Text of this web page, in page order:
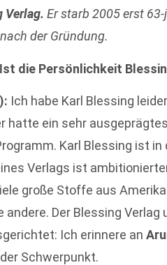
Verlag.Er starb 2005 erst
der Gründung.
die Persönlichkeit
Ich habe Karl Blessing
hatte ein sehr
Karl Blessing ist
Verlags ist
große Stoffe aus
andere. Der Blessing
Ich erinnere an
Schwerpunkt.